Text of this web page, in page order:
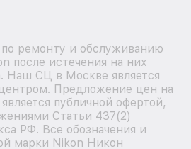
ремонту и обслуживанию
после истечения на них
Наш СЦ в Москве является
Предложение цен на
публичной офертой,
Статьи 437(2)
РФ. Все обозначения и
марки Nikon Никон